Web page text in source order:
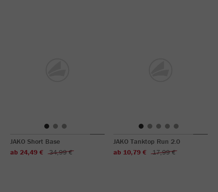
JAKO Short Base
ab 24,49 €
34,99 €
JAKO Tanktop Run 2.0
ab 10,79 €
17,99 €